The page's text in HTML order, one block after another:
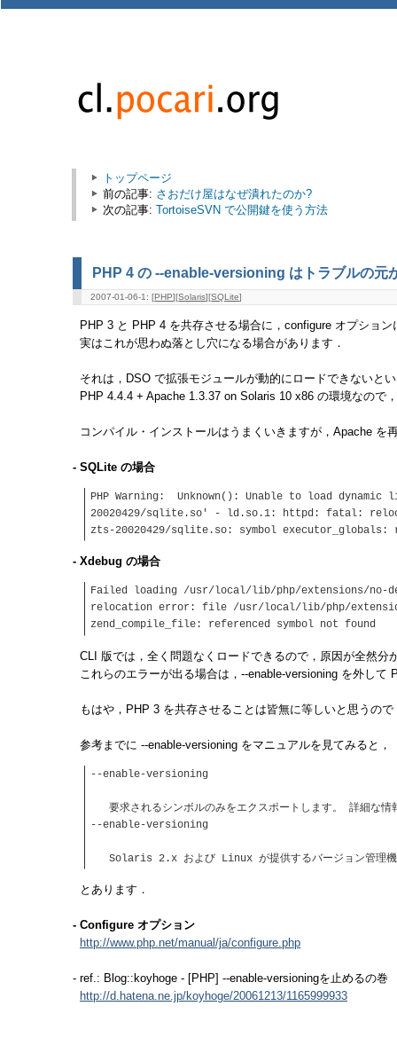
トップページ
前の記事: さおだけ屋はなぜ潰れたのか?
次の記事: TortoiseSVN で公開鍵を使う方法
PHP 4 の --enable-versioning はトラブルの元
2007-01-06-1: [PHP][Solaris][SQLite]
PHP 3 と PHP 4 を共存させる場合に，configure オプショ
実はこれが思わぬ落とし穴になる場合があります．
それは，DSO で拡張モジュールが動的にロードできないと
PHP 4.4.4 + Apache 1.3.37 on Solaris 10 x86 の環境なので
コンパイル・インストールはうまくいきますが，Apache を
- SQLite の場合
PHP Warning: Unknown(): Unable to load
20020429/sqlite.so' - ld.so.1: httpd: fatal:
zts-20020429/sqlite.so: symbol executor_globals:
- Xdebug の場合
Failed loading /usr/local/lib/php/extensions/no-
relocation error: file /usr/local/lib/php/
zend_compile_file: referenced symbol not found
CLI 版では，全く問題なくロードできるので，原因が全然分
これらのエラーが出る場合は，--enable-versioning を外し
もはや，PHP 3 を共存させることは皆無に等しいと思うの
参考までに --enable-versioning をマニュアルを見てみると，
--enable-versioning
要求されるシンボルのみをエクスポートします。 詳細な情
--enable-versioning
Solaris 2.x および Linux が提供するバージョン管理機
とあります．
- Configure オプション
http://www.php.net/manual/ja/configure.php
- ref.: Blog::koyhoge - [PHP] --enable-versioningを止めるの巻
http://d.hatena.ne.jp/koyhoge/20061213/1165999933